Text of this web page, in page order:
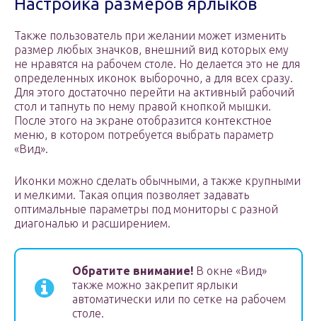
Настройка размеров ярлыков
Также пользователь при желании может изменить
размер любых значков, внешний вид которых ему
не нравятся на рабочем столе. Но делается это не для
определенных иконок выборочно, а для всех сразу.
Для этого достаточно перейти на активный рабочий
стол и тапнуть по нему правой кнопкой мышки.
После этого на экране отобразится контекстное
меню, в котором потребуется выбрать параметр
«Вид».
Иконки можно сделать обычными, а также крупными
и мелкими. Такая опция позволяет задавать
оптимальные параметры под мониторы с разной
диагональю и расширением.
Обратите внимание! В окне «Вид»
также можно закрепит ярлыки
автоматически или по сетке на рабочем
столе.